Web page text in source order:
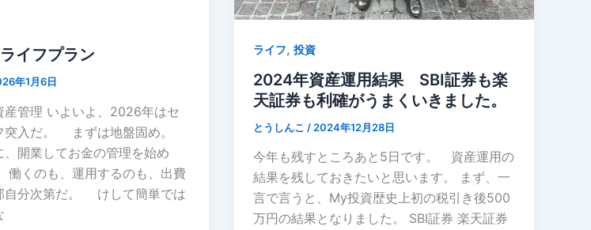
イフプラン
年1月6日
産管理 いよいよ、2026年はセ
突入だ。 まずは地盤固め。
、開業してお金の管理を始め
働くのも、運用するのも、出費
自分次第だ。 けして簡単では
ライフ,投資
2024年資産運用結果 SBI証券も楽
天証券も利確がうまくいきました。
とうしんこ / 2024年12月28日
今年も残すところあと5日です。 資産運用の
結果を残しておきたいと思います。 まず、一
言で言うと、My投資歴史上初の税引き後500
万円の結果となりました。 SBI証券 楽天証券